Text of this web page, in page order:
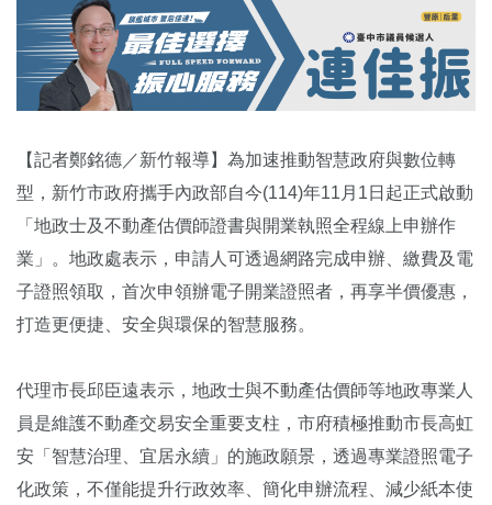
【記者鄭銘德／新竹報導】為加速推動智慧政府與數位轉
型，新竹市政府攜手內政部自今(114)年11月1日起正式啟動
「地政士及不動產估價師證書與開業執照全程線上申辦作
業」。地政處表示，申請人可透過網路完成申辦、繳費及電
子證照領取，首次申領辦電子開業證照者，再享半價優惠，
打造更便捷、安全與環保的智慧服務。
代理市長邱臣遠表示，地政士與不動產估價師等地政專業人
員是維護不動產交易安全重要支柱，市府積極推動市長高虹
安「智慧治理、宜居永續」的施政願景，透過專業證照電子
化政策，不僅能提升行政效率、簡化申辦流程、減少紙本使